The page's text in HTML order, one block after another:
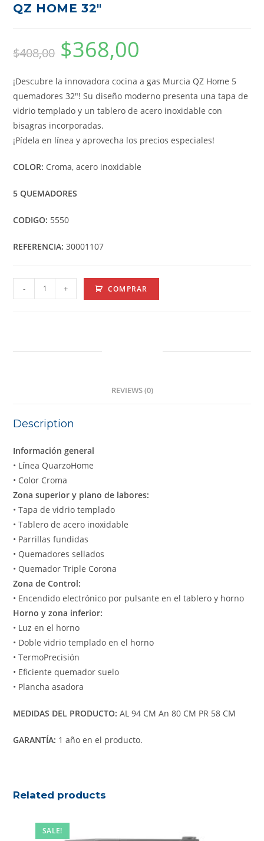
QZ HOME 32″
$408,00 $368,00
¡Descubre la innovadora cocina a gas Murcia QZ Home 5
quemadores 32″! Su diseño moderno presenta una tapa de
vidrio templado y un tablero de acero inoxidable con
bisagras incorporadas.
¡Pídela en línea y aprovecha los precios especiales!
COLOR: Croma, acero inoxidable
5 QUEMADORES
CODIGO: 5550
REFERENCIA: 30001107
- + COMPRAR
REVIEWS (0)
Description
Información general
• Línea QuarzoHome
• Color Croma
Zona superior y plano de labores:
• Tapa de vidrio templado
• Tablero de acero inoxidable
• Parrillas fundidas
• Quemadores sellados
• Quemador Triple Corona
Zona de Control:
• Encendido electrónico por pulsante en el tablero y horno
Horno y zona inferior:
• Luz en el horno
• Doble vidrio templado en el horno
• TermoPrecisión
• Eficiente quemador suelo
• Plancha asadora
MEDIDAS DEL PRODUCTO: AL 94 CM An 80 CM PR 58 CM
GARANTÍA: 1 año en el producto.
Related products
SALE!